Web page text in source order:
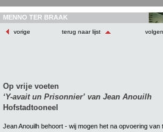
MENNO TER BRAAK
vorige terug naar lijst
Op vrije voeten
‘Y-avait un Prisonnier’ van Jean Anouilh
Hofstadtooneel
Jean Anouilh behoort - wij mogen het na opvoering